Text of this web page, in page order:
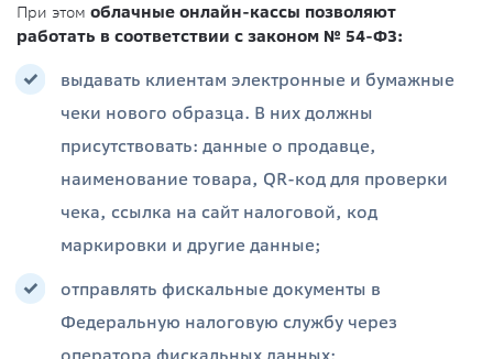
При этом облачные онлайн-кассы позволяют
работать в соответствии с законом № 54-ФЗ:
выдавать клиентам электронные и бумажные
чеки нового образца. В них должны
присутствовать: данные о продавце,
наименование товара, QR-код для проверки
чека, ссылка на сайт налоговой, код
маркировки и другие данные;
отправлять фискальные документы в
Федеральную налоговую службу через